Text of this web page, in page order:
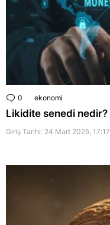
0 Comments
ekonomi
Likidite senedi nedir?
Giriş Tarihi: 24 Mart 2025, 17:17